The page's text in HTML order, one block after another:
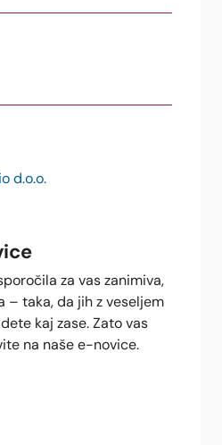
d.o.o.
za vas zanimiva,
– taka, da jih z veseljem
kaj zase. Zato vas
na naše e-novice.